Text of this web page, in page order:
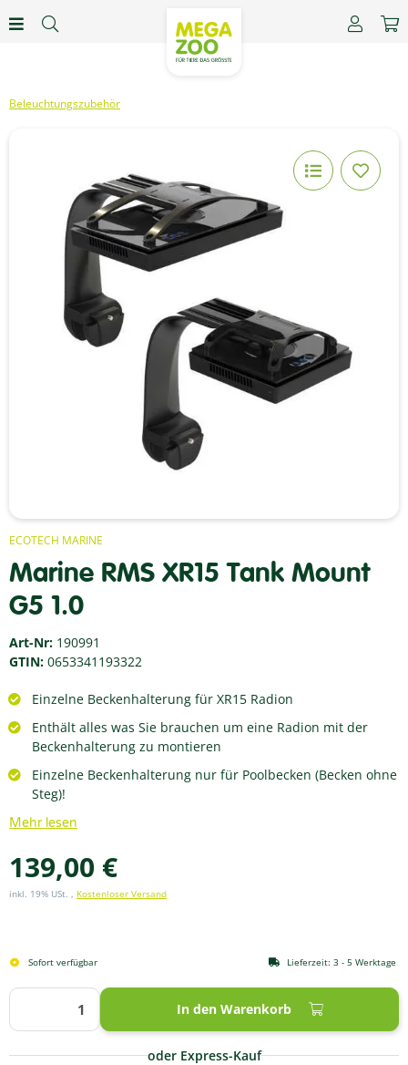
Beleuchtungszubehör
ECOTECH MARINE
Marine RMS XR15 Tank Mount
G5 1.0
Art-Nr: 190991
GTIN: 0653341193322
Einzelne Beckenhalterung für XR15 Radion
Enthält alles was Sie brauchen um eine Radion mit der
Beckenhalterung zu montieren
Einzelne Beckenhalterung nur für Poolbecken (Becken ohne
Steg)!
Mehr lesen
139,00 €
inkl. 19% USt. , Kostenloser Versand
In den Warenkorb
Sofort verfügbar Lieferzeit: 3 - 5 Werktage
oder Express-Kauf